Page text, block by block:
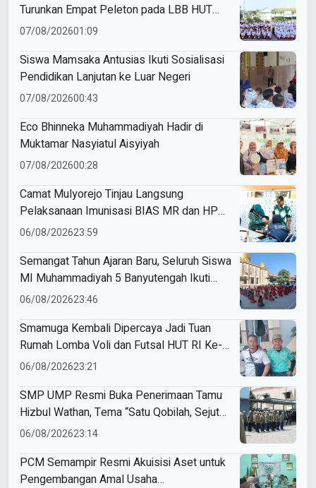
Turunkan Empat Peleton pada LBB HUT
Ke-81 RI Kecamatan Pare
07/08/202601:09
Siswa Mamsaka Antusias Ikuti Sosialisasi
Pendidikan Lanjutan ke Luar Negeri
07/08/202600:43
Eco Bhinneka Muhammadiyah Hadir di
Muktamar Nasyiatul Aisyiyah
07/08/202600:28
Camat Mulyorejo Tinjau Langsung
Pelaksanaan Imunisasi BIAS MR dan HPV
di SD Muhammadiyah 18 Surabaya
06/08/202623:59
Semangat Tahun Ajaran Baru, Seluruh Siswa
MI Muhammadiyah 5 Banyutengah Ikuti
Latihan Tapak Suci Perdana
06/08/202623:46
Smamuga Kembali Dipercaya Jadi Tuan
Rumah Lomba Voli dan Futsal HUT RI Ke-
81 Kecamatan Tulangan
06/08/202623:21
SMP UMP Resmi Buka Penerimaan Tamu
Hizbul Wathan, Tema “Satu Qobilah, Sejuta
Cerita” Curi Perhatian
06/08/202623:14
PCM Semampir Resmi Akuisisi Aset untuk
Pengembangan Amal Usaha